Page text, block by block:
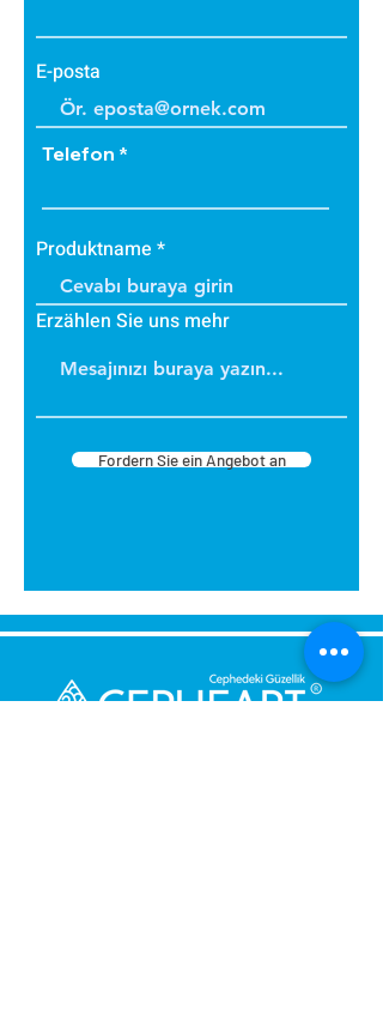
E-posta
Telefon
Produktname
Erzählen Sie uns mehr
Fordern Sie ein Angebot an